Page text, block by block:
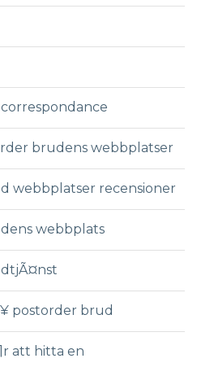
brudens webbplatser
webbplatser recensioner
webbplats
postorder brud
att hitta en